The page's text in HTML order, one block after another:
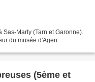
Marty (Tarn et Garonne).
du musée d'Agen.
(5ème et